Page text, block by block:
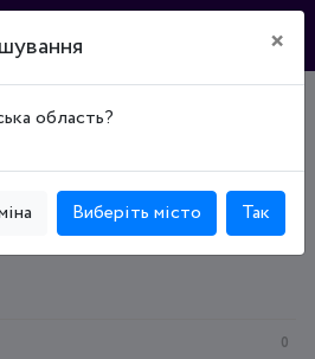
Аксесуари для сигарет
0
×
область?
Виберіть місто Так